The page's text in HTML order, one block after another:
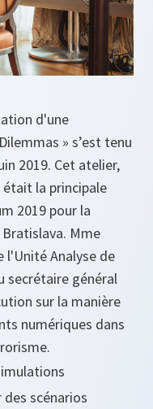
d'une
» s’est tenu
2019. Cet atelier,
était la principale
2019 pour la
Mme
l'Unité Analyse de
secrétaire général
sur la manière
numériques dans
scénarios